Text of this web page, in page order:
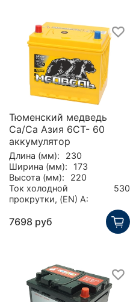
Тюменский медведь
Ca/Ca Азия 6CT- 60
аккумулятор
Длина (мм):
230
Ширина (мм):
173
Высота (мм):
220
Ток холодной
прокрутки, (EN) А:
530
7698 руб